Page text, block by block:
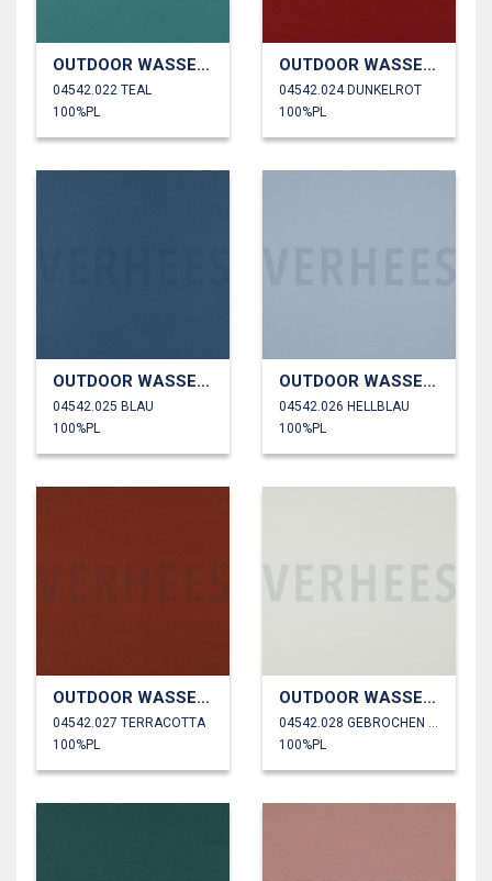
OUTDOOR WASSERDICHT
04542.022 TEAL
100%PL
OUTDOOR WASSERDICHT
04542.024 DUNKELROT
100%PL
OUTDOOR WASSERDICHT
04542.025 BLAU
100%PL
OUTDOOR WASSERDICHT
04542.026 HELLBLAU
100%PL
OUTDOOR WASSERDICHT
04542.027 TERRACOTTA
100%PL
OUTDOOR WASSERDICHT
100%PL